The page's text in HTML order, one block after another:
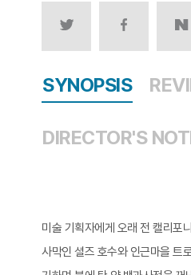
SYNOPSIS
DIRECTOR'S
미술 기획자에게 오래 전 캘리포
사막인 셜즈 호수와 인근마을 트